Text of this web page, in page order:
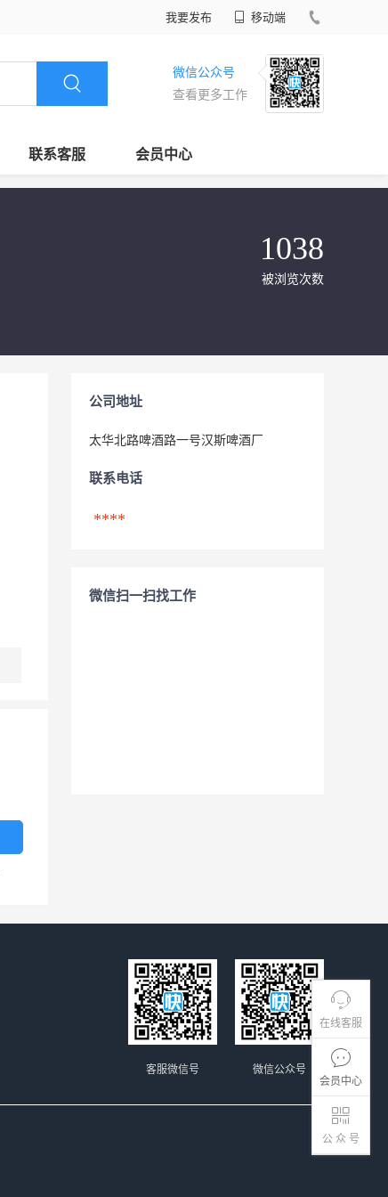
我要发布 移动端
微信公众号
查看更多工作
联系客服 会员中心
在线客服
会员中心
公 众 号
1038
被浏览次数
公司地址
太华北路啤酒路一号汉斯啤酒厂
联系电话
****
微信扫一扫找工作
微信公众号
客服微信号